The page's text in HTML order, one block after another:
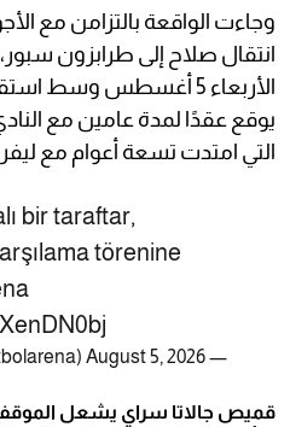
وجاءت الواقعة بالتزامن مع
انتقال صلاح إلى طرابزون
الأربعاء 5 أغسطس وسط
يوقع عقدًا لمدة عامين مع
التي امتدت تسعة أعوام مع
bir taraftar,
törenine
— FutbolArena (@futbolarena)
August 5, 2026
قميص جالاتا سراي يشعل